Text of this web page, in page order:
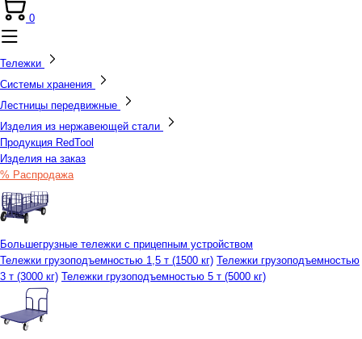
0
Тележки
Системы хранения
Лестницы передвижные
Изделия из нержавеющей стали
Продукция RedTool
Изделия на заказ
% Распродажа
Большегрузные тележки с прицепным устройством
Тележки грузоподъемностью 1,5 т (1500 кг) Тележки грузоподъемностью
3 т (3000 кг) Тележки грузоподъемностью 5 т (5000 кг)